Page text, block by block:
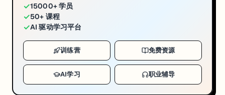
✓15000+ 学员
✓50+ 课程
✓AI 驱动学习平台
训练营 免费资源
AI学习 职业辅导